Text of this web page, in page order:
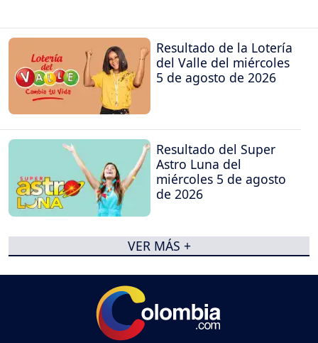
Resultado de la Lotería
del Valle del miércoles
5 de agosto de 2026
Resultado del Super
Astro Luna del
miércoles 5 de agosto
de 2026
VER MÁS +